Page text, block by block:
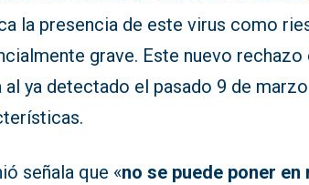
la presencia de este virus como
grave. Este nuevo rechazo
al ya detectado el pasado 9 de
señala que «no se puede poner